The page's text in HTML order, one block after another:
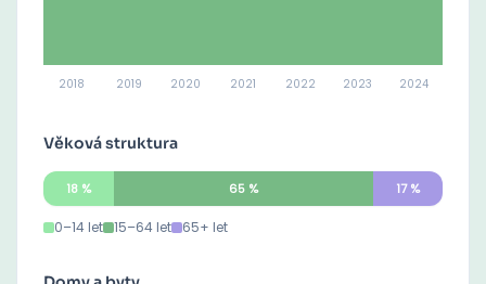
2018 2019 2020 2021 2022 2023 2024
Věková struktura
18 % 65 % 17%
0–14 let 15–64 let 65+ let